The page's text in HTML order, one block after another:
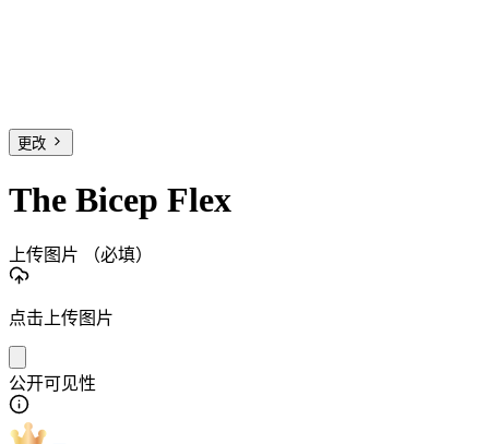
更改
The Bicep Flex
上传图片 （必填）
点击上传图片
公开可见性